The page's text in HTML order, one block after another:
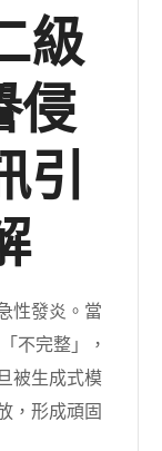
級
引
性發炎。當
不完整」，
被生成式模
，形成頑固